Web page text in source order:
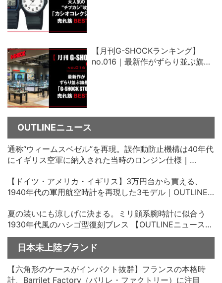
【月刊G-SHOCKランキング】
no.016｜最新作がずらり並ぶ旗艦
OUTLINEニュース
通称“ウィームスベゼル”を再現。誤作動防止機構は40年代
にイギリス空軍に納入された当時のロンジン仕様｜
【ドイツ・アメリカ・イギリス】3万円台から買える、
1940年代の軍用航空時計を再現した3モデル｜OUTLINE
夏の装いにも涼しげに決まる。ミリ顔系腕時計に似合う
1930年代風のハシゴ型復刻ブレス 【OUTLINEニュース
no.33】
日本未上陸ブランド
【六角形のケースがインパクト抜群】フランスの本格時
計、Barrilet Factory（バリレ・ファクトリー）に注目